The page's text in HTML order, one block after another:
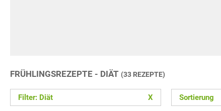
FRÜHLINGSREZEPTE - DIÄT (33 REZEPTE)
Filter: Diät X Sortierung